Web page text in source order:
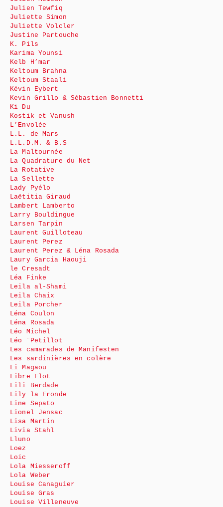
Julien Tewfiq
Juliette Simon
Juliette Volcler
Justine Partouche
K. Pils
Karima Younsi
Kelb H’mar
Keltoum Brahna
Keltoum Staali
Kévin Eybert
Kevin Grillo & Sébastien Bonnetti
Ki Du
Kostik et Vanush
L’Envolée
L.L. de Mars
L.L.D.M. & B.S
La Maltournée
La Quadrature du Net
La Rotative
La Sellette
Lady Pyélo
Laëtitia Giraud
Lambert Lamberto
Larry Bouldingue
Larsen Tarpin
Laurent Guilloteau
Laurent Perez
Laurent Perez & Léna Rosada
Laury Garcia Haouji
le Cresadt
Léa Finke
Leila al-Shami
Leila Chaix
Leila Porcher
Léna Coulon
Léna Rosada
Léo Michel
Léo ¨Petillot
Les camarades de Manifesten
Les sardinières en colère
Li Magaou
Libre Flot
Lili Berdade
Lily la Fronde
Line Sepato
Lionel Jensac
Lisa Martin
Livia Stahl
Lluno
Loez
Loïc
Lola Miesseroff
Lola Weber
Louise Canaguier
Louise Gras
Louise Villeneuve